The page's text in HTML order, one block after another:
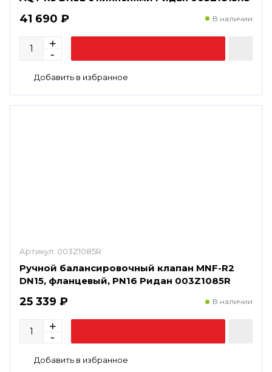
41 690 ₽ В наличии
Артикул: 003Z1085R
Ручной балансировочный клапан MNF-R2
DN15, фланцевый, PN16 Ридан 003Z1085R
25 339 ₽ В наличии